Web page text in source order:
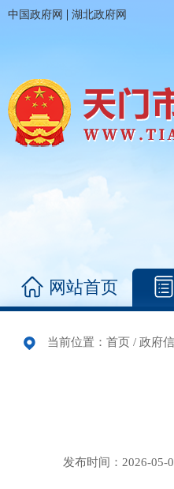
中国政府网 | 湖北政府网
网站首页
当前位置： 首页 / 政府
发布时间：2026-05-